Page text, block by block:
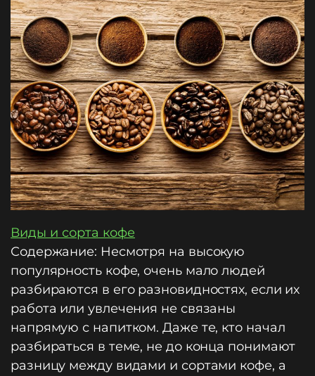
Виды и сорта кофе
Содержание: Несмотря на высокую
популярность кофе, очень мало людей
разбираются в его разновидностях, если их
работа или увлечения не связаны
напрямую с напитком. Даже те, кто начал
разбираться в теме, не до конца понимают
разницу между видами и сортами кофе, а